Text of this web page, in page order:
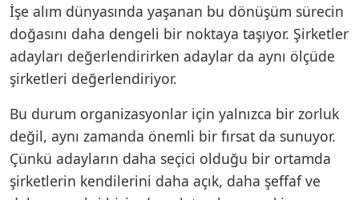
İşe alım dünyasında yaşanan bu dönüşüm sürecin
doğasını daha dengeli bir noktaya taşıyor. Şirketler
adayları değerlendirirken adaylar da aynı ölçüde
şirketleri değerlendiriyor.
Bu durum organizasyonlar için yalnızca bir zorluk
değil, aynı zamanda önemli bir fırsat da sunuyor.
Çünkü adayların daha seçici olduğu bir ortamda
şirketlerin kendilerini daha açık, daha şeffaf ve